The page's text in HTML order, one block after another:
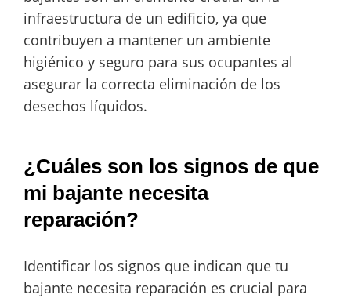
infraestructura de un edificio, ya que
contribuyen a mantener un ambiente
higiénico y seguro para sus ocupantes al
asegurar la correcta eliminación de los
desechos líquidos.
¿Cuáles son los signos de que
mi bajante necesita
reparación?
Identificar los signos que indican que tu
bajante necesita reparación es crucial para